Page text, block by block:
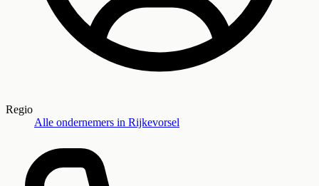
Regio
Alle ondernemers in Rijkevorsel